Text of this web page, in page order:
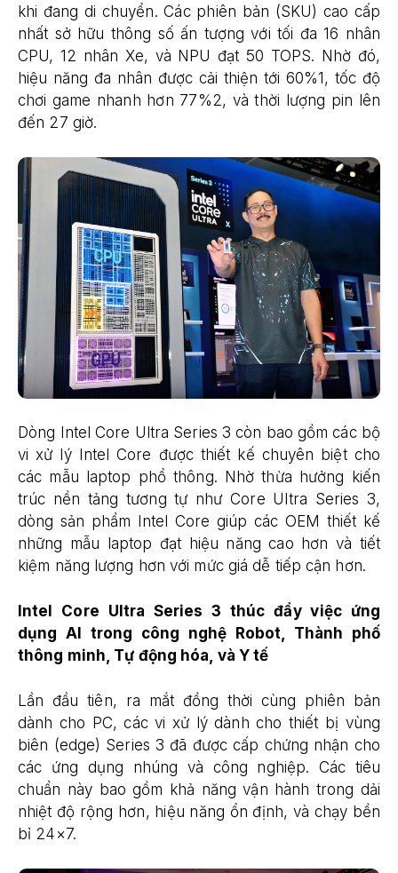
khi đang di chuyển. Các phiên bản (SKU) cao cấp
nhất sở hữu thông số ấn tượng với tối đa 16 nhân
CPU, 12 nhân Xe, và NPU đạt 50 TOPS. Nhờ đó,
hiệu năng đa nhân được cải thiện tới 60%1, tốc độ
chơi game nhanh hơn 77%2, và thời lượng pin lên
đến 27 giờ.
Dòng Intel Core Ultra Series 3 còn bao gồm các bộ
vi xử lý Intel Core được thiết kế chuyên biệt cho
các mẫu laptop phổ thông. Nhờ thừa hưởng kiến
trúc nền tảng tương tự như Core Ultra Series 3,
dòng sản phẩm Intel Core giúp các OEM thiết kế
những mẫu laptop đạt hiệu năng cao hơn và tiết
kiệm năng lượng hơn với mức giá dễ tiếp cận hơn.
Intel Core Ultra Series 3 thúc đẩy việc ứng
dụng AI trong công nghệ Robot, Thành phố
thông minh, Tự động hóa, và Y tế
Lần đầu tiên, ra mắt đồng thời cùng phiên bản
dành cho PC, các vi xử lý dành cho thiết bị vùng
biên (edge) Series 3 đã được cấp chứng nhận cho
các ứng dụng nhúng và công nghiệp. Các tiêu
chuẩn này bao gồm khả năng vận hành trong dải
nhiệt độ rộng hơn, hiệu năng ổn định, và chạy bền
bỉ 24×7.